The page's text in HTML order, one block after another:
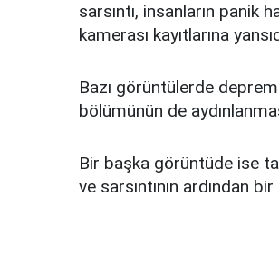
sarsıntı, insanların panik
kamerası kayıtlarına
Bazı görüntülerde
bölümünün de
Bir başka görüntüde ise
ve sarsıntının ardından